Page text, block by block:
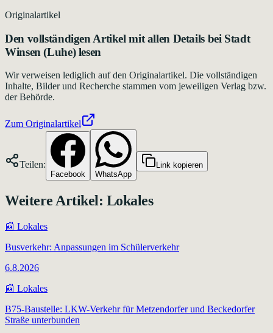
Originalartikel
Den vollständigen Artikel mit allen Details bei Stadt
Winsen (Luhe)lesen
Wir verweisen lediglich auf den Originalartikel. Die vollständigen
Inhalte, Bilder und Recherche stammen vom jeweiligen Verlag bzw.
der Behörde.
Zum Originalartikel
Teilen:
Facebook WhatsApp
Link kopieren
Weitere Artikel: Lokales
📰 Lokales
Busverkehr: Anpassungen im Schülerverkehr
6.8.2026
📰 Lokales
B75-Baustelle: LKW-Verkehr für Metzendorfer und Beckedorfer
Straße unterbunden